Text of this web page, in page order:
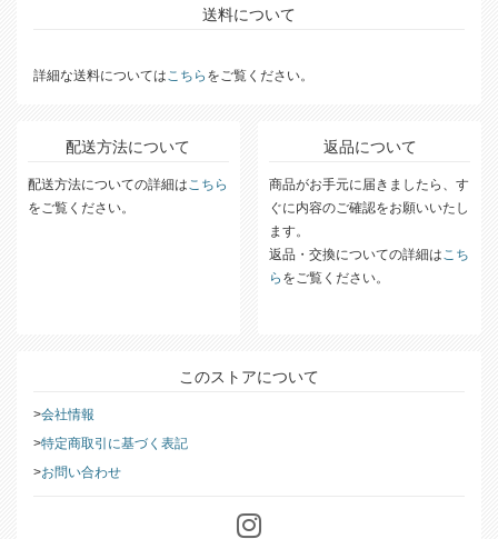
送料について
詳細な送料については こちら をご覧ください。
配送方法について
配送方法についての詳細は こちら
をご覧ください。
返品について
商品がお手元に届きましたら、す
ぐに内容のご確認をお願いいたし
ます。
返品・交換についての詳細は こち
ら をご覧ください。
このストアについて
会社情報
特定商取引に基づく表記
お問い合わせ